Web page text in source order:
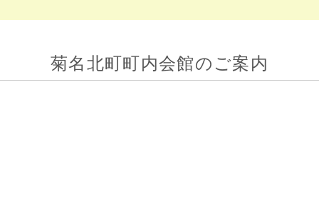
菊名北町町内会館のご案内